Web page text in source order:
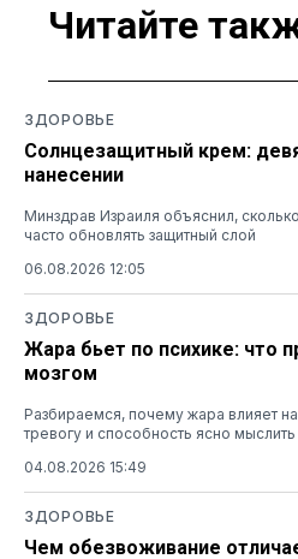
Читайте
ЗДОРОВЬЕ
Солнцезащитный крем:
нанесении
Минздрав Израиля объяснил,
часто обновлять защитный слой
06.08.2026 12:05
ЗДОРОВЬЕ
Жара бьет по психике: что
мозгом
Разбираемся, почему жара влияет
тревогу и способность ясно мыслить
04.08.2026 15:49
ЗДОРОВЬЕ
Чем обезвоживание